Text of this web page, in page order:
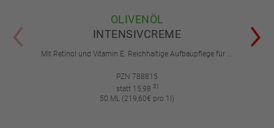
OLIVENÖL
INTENSIVCREME
Mit Retinol und Vitamin E. Reichhaltige Aufbaupflege für trockene und sehr trockene Haut.
PZN 788815
statt 15,98 3)
50 ML (219,60€ pro 1l)